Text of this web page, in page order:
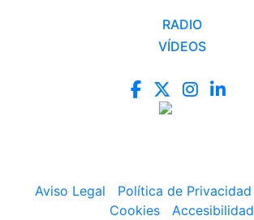
RADIO
VÍDEOS
Aviso Legal Política de Privacidad
Cookies
Accesibilidad